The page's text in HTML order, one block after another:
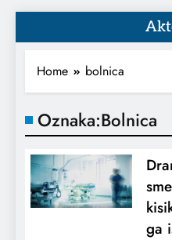
Home bolnica
Oznaka:Bolnica
ga